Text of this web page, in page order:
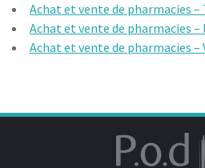
Achat et vente de pharmacies –
Achat et vente de pharmacies –
Achat et vente de pharmacies –